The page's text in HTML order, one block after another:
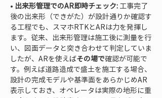
• 出来形管理でのAR即時チェック: 工事完了
後の出来形（できがた）が設計通りか確認す
る工程でも、スマホRTKとARは力を発揮し
ます。従来、出来形管理は施工後に測量を行
い、図面データと突き合わせて判定していま
したが、ARを使えばその場で確認が可能で
す。例えば道路造成で盛土を施工する場合、
設計の完成モデルや基準面をあらかじめAR
表示しておき、オペレータは実際の地形に重